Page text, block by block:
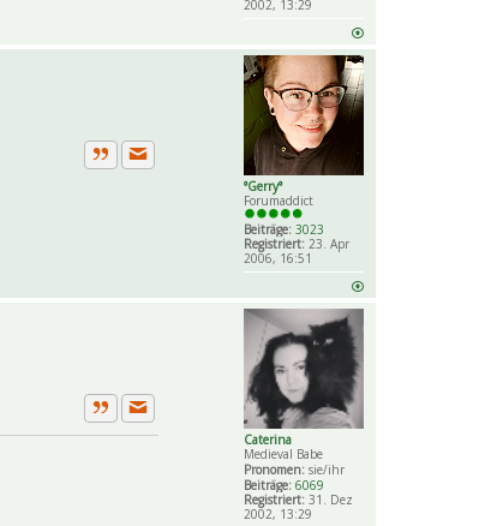
2002, 13:29
°Gerry°
Forumaddict
Beiträge: 3023
Registriert: 23. Apr
2006, 16:51
ZitatPrivate Nachricht senden
Caterina
Medieval Babe
Pronomen: sie/ihr
Beiträge: 6069
Registriert: 31. Dez
2002, 13:29
ZitatPrivate Nachricht senden